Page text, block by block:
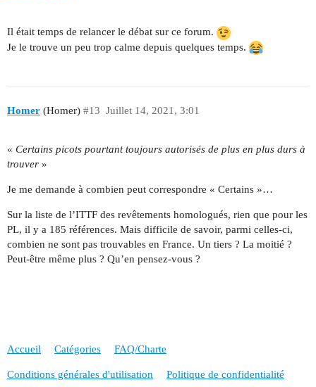
Il était temps de relancer le débat sur ce forum.
Je le trouve un peu trop calme depuis quelques temps.
Homer (Homer) Juillet 14, 2021, 3:01
#13
« Certains picots pourtant toujours autorisés de plus en plus durs à
trouver »
Je me demande à combien peut correspondre « Certains »…
Sur la liste de l’ITTF des revêtements homologués, rien que pour les
PL, il y a 185 références. Mais difficile de savoir, parmi celles-ci,
combien ne sont pas trouvables en France. Un tiers ? La moitié ?
Peut-être même plus ? Qu’en pensez-vous ?
Accueil Catégories FAQ/Charte
Conditions générales d'utilisation Politique de confidentialité